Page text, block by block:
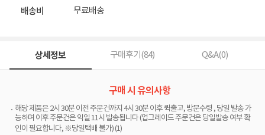
배송비 무료배송
상세정보 구매후기(84) Q&A(0)
구매 시 유의사항
해당 제품은 2시 30분 이전 주문건까지 4시 30분 이후 퀵출고, 방문수령 , 당일 발송 가
능하며 이후 주문건은 익일 11시 발송됩니다 (업그레이드 주문건은 당일발송 여부 확
인이 필요합니다, ※당일택배 불가) (1)